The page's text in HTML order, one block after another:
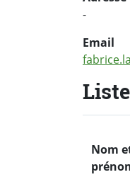
-
Email
Nom